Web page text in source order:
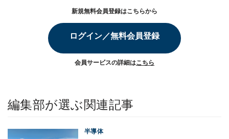
新規無料会員登録はこちらから
ログイン／無料会員登録
会員サービスの詳細はこちら
編集部が選ぶ関連記事
半導体